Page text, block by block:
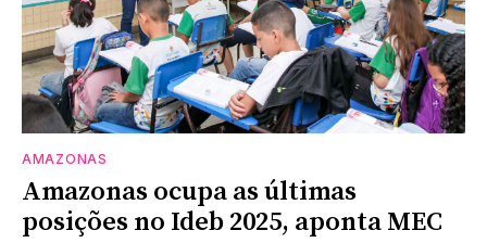
AMAZONAS
Amazonas ocupa as últimas
posições no Ideb 2025, aponta MEC